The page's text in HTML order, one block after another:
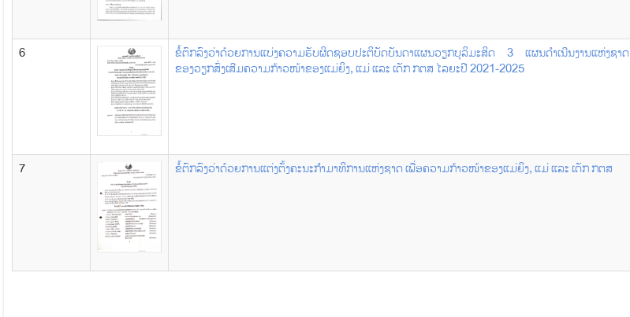
6
ຂໍ້ຕົກລົງວ່າດ້ວຍການແບ່ງຄວາມຮັບຜິດຊອບປະຕິບັດບັນດາແຜນວຽກບຸລິມະສິດ 3 ແຜນດຳເນີນງານແຫ່ງຊາດ
ຂອງວຽກສົ່ງເສີມຄວາມກ້າວໜ້າຂອງແມ່ຍິງ, ແມ່ ແລະ ເດັກ ກຕສ ໄລຍະປີ 2021-2025
7 ຂໍ້ຕົກລົງວ່າດ້ວຍການແຕ່ງຕັ້ງຄະນະກຳມາທິການແຫ່ງຊາດ ເພື່ອຄວາມກ້າວໜ້າຂອງແມ່ຍິງ, ແມ່ ແລະ ເດັກ ກຕສ